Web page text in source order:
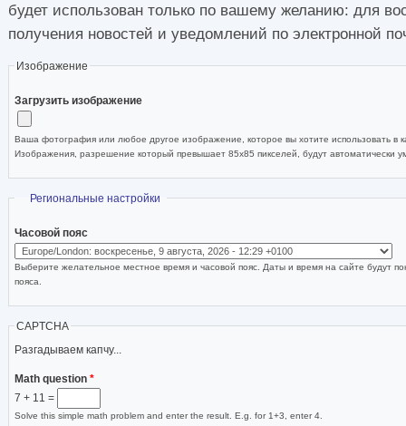
будет использован только по вашему желанию: для
получения новостей и уведомлений по электронной
Изображение
Загрузить изображение
Ваша фотография или любое другое изображение, которое вы хотите использовать в
Изображения, разрешение который превышает 85x85 пикселей, будут автоматически
Скрыть
Региональные настройки
Часовой пояс
Выберите желательное местное время и часовой пояс. Даты и время на сайте будут
пояса.
CAPTCHA
Разгадываем капчу...
Math question *
7 + 11 =
Solve this simple math problem and enter the result. E.g. for 1+3, enter 4.